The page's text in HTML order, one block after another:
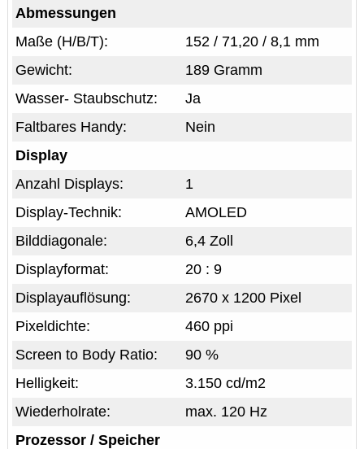
Abmessungen
152 / 71,20 / 8,1 mm
Maße (H/B/T):
189 Gramm
Gewicht:
Ja
Wasser- Staubschutz:
Nein
Faltbares Handy:
Display
1
Anzahl Displays:
AMOLED
Display-Technik:
6,4 Zoll
Bilddiagonale:
20 : 9
Displayformat:
2670 x 1200 Pixel
Displayauflösung:
460 ppi
Pixeldichte:
90 %
Screen to Body Ratio:
3.150 cd/m2
Helligkeit:
max. 120 Hz
Wiederholrate:
Prozessor / Speicher